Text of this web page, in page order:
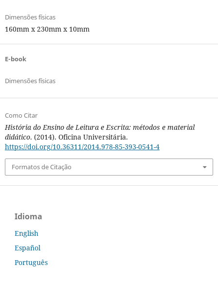
Dimensões físicas
160mm x 230mm x 10mm
E-book
Dimensões físicas
Como Citar
História do Ensino de Leitura e Escrita: métodos e material
didático. (2014). Oficina Universitária.
https://doi.org/10.36311/2014.978-85-393-0541-4
Formatos de Citação
Idioma
English
Español
Português